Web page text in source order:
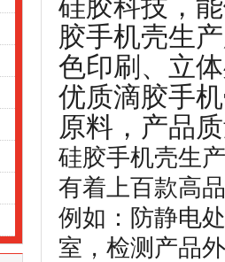
硅胶科技，
胶手机壳生
色印刷、立
优质滴胶手
原料，产品
硅胶手机壳生
有着上百款高
例如：防静电
室，检测产品